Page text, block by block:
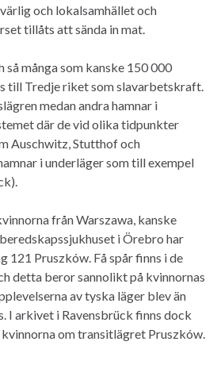
och lokalsamhället och
tillåts att sända in mat.
så många som kanske 150 000
till Tredje riket som slavarbetskraft.
medan andra hamnar i
där de vid olika tidpunkter
Auschwitz, Stutthof och
i underläger som till exempel
från Warszawa, kanske
i Örebro har
121 Pruszków. Få spår finns i de
detta beror sannolikt på kvinnornas
av tyska läger blev än
I arkivet i Ravensbrück finns dock
om transitlägret Pruszków.